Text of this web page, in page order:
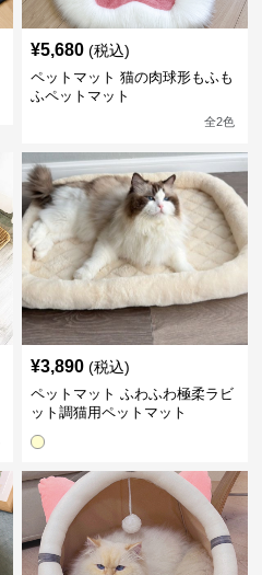
¥5,680 (税込)
ペットマット 猫の肉球形もふも
ふペットマット
全2色
¥3,890 (税込)
ペットマット ふわふわ極柔ラビ
ット調猫用ペットマット